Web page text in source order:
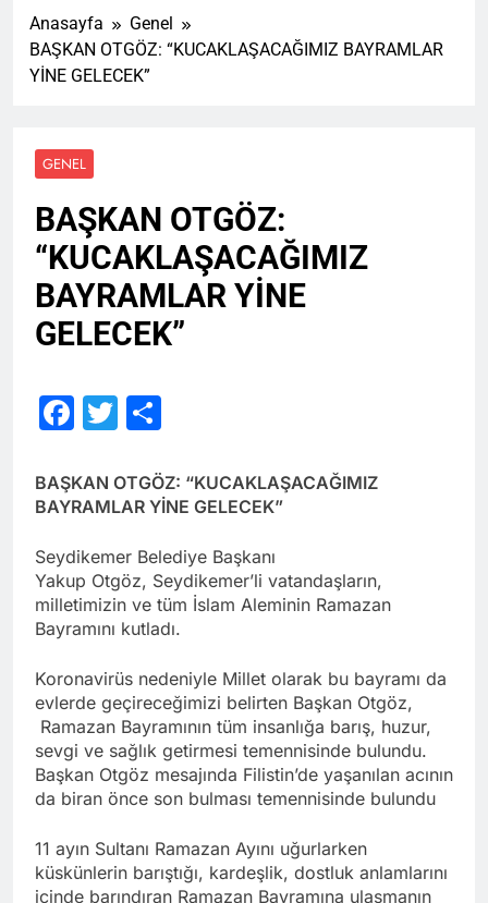
Anasayfa
Genel
BAŞKAN OTGÖZ: “KUCAKLAŞACAĞIMIZ BAYRAMLAR
YİNE GELECEK”
GENEL
BAŞKAN OTGÖZ:
“KUCAKLAŞACAĞIMIZ
BAYRAMLAR YİNE
GELECEK”
Facebook
Twitter
BAŞKAN OTGÖZ: “KUCAKLAŞACAĞIMIZ
BAYRAMLAR YİNE GELECEK”
Seydikemer Belediye Başkanı
Yakup Otgöz, Seydikemer’li vatandaşların,
milletimizin ve tüm İslam Aleminin Ramazan
Bayramını kutladı.
Koronavirüs nedeniyle Millet olarak bu bayramı da
evlerde geçireceğimizi belirten Başkan Otgöz,
Ramazan Bayramının tüm insanlığa barış, huzur,
sevgi ve sağlık getirmesi temennisinde bulundu.
Başkan Otgöz mesajında Filistin’de yaşanılan acının
da biran önce son bulması temennisinde bulundu
11 ayın Sultanı Ramazan Ayını uğurlarken
küskünlerin barıştığı, kardeşlik, dostluk anlamlarını
içinde barındıran Ramazan Bayramına ulaşmanın